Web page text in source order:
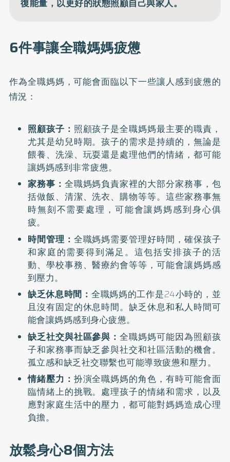
復能量，以更好的狀態照顧自己與家人。
6件事讓全職媽媽疲憊
作為全職媽媽，可能會面臨以下一些讓人感到疲憊的
情況：
照顧孩子： 照顧孩子是全職媽媽最主要的職責，
尤其是幼兒時期。孩子的需求是持續的，無論是
餵養、洗澡、玩耍還是處理他們的情緒，都可能
讓媽媽感到非常疲憊。
家務事： 全職媽媽負責家裡的大部分家務事，包
括做飯、清潔、洗衣、購物等等。這些家務事無
時無刻不需要處理，可能會讓媽媽感到身心俱
疲。
時間管理： 全職媽媽需要管理好時間，確保孩子
和家庭的需要得到滿足。這包括安排孩子的活
動、學校事務、醫療約會等等，可能會讓媽媽感
到壓力。
缺乏休息時間： 全職媽媽的工作是24小時的，並
且沒有固定的休息時間。缺乏休息和私人時間可
能會讓媽媽感到身心疲憊。
缺乏社交與社區參與：全職媽媽可能因為照顧孩
子和家務事而缺乏參與社交和社區活動的機會。
孤立感和缺乏社交聯繫也可能導致疲憊和壓力。
情緒壓力： 扮演全職媽媽的角色，有時可能會面
臨情緒上的挑戰。處理孩子的情緒和需求，以及
應對家庭生活中的壓力，都可能對媽媽造成心理
負擔。
放鬆身心8個方法